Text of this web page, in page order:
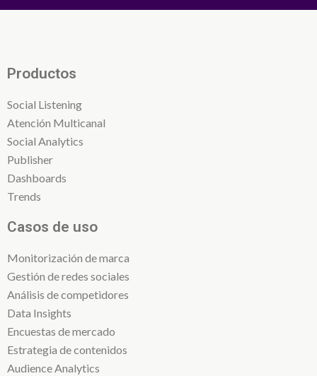
Productos
Social Listening
Atención Multicanal
Social Analytics
Publisher
Dashboards
Trends
Casos de uso
Monitorización de marca
Gestión de redes sociales
Análisis de competidores
Data Insights
Encuestas de mercado
Estrategia de contenidos
Audience Analytics